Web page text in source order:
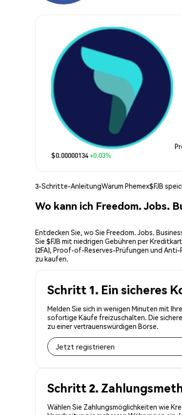
$0.00000134+0.03%
3-Schritte-AnleitungWarum Phemex$FJB
Wo kann ich Freedom. Jobs.
Entdecken Sie, wo Sie Freedom. Jobs.
Sie $FJB mit niedrigen Gebühren per
(2FA), Proof-of-Reserves-Prüfungen und
zu kaufen.
Schritt 1. Ein sicheres
Melden Sie sich in wenigen Minuten mit
sofortige Käufe freizuschalten. Die
zu einer vertrauenswürdigen Börse.
Jetzt registrieren
Schritt 2.
Wählen Sie Zahlungsmöglichkeiten wie